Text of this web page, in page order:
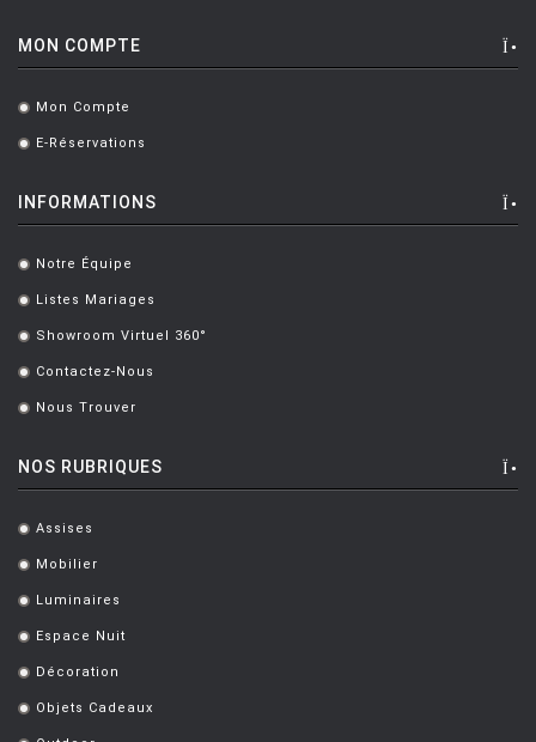
MEMPHIS
MENU
MOLTENI
MONTANA
MOROSO
NEMO
NOTRE MONDE
PETITE FRITURE
MON COMPTE
. Mon Compte
. E-Réservations
INFORMATIONS
. Notre Équipe
. Listes Mariages
. Showroom Virtuel 360°
. Contactez-Nous
. Nous Trouver
NOS RUBRIQUES
. Assises
. Mobilier
. Luminaires
. Espace Nuit
. Décoration
. Objets Cadeaux